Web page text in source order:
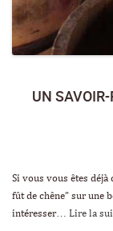
UN
Si vous vous êtes
fût de chêne” sur une
intéresser… Lire la